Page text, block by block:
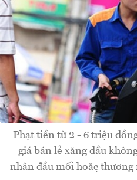
Phạt tiền từ 2 - 6 triệu
giá bán lẻ xăng dầu
nhân đầu mối hoặc